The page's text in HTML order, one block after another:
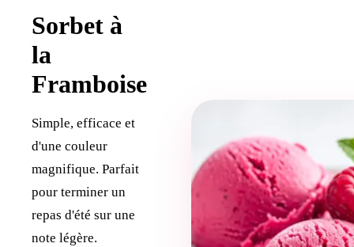
Sorbet à
la
Framboise
Simple, efficace et
d'une couleur
magnifique. Parfait
pour terminer un
repas d'été sur une
note légère.